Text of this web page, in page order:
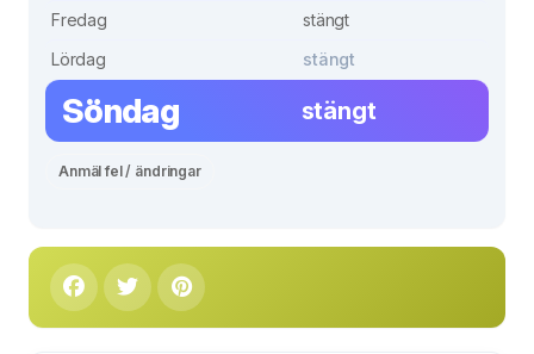
Fredag
stängt
Lördag
stängt
Söndag stängt
Anmäl fel / ändringar